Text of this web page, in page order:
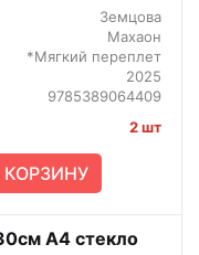
Земцова
Махаон
*Мягкий переплет
2025
9785389064409
2 шт
КОРЗИНУ
A4 стекло